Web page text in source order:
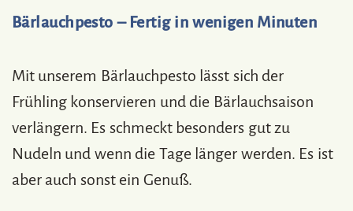
Bärlauchpesto – Fertig in wenigen Minuten
Mit unserem Bärlauchpesto lässt sich der
Frühling konservieren und die Bärlauchsaison
verlängern. Es schmeckt besonders gut zu
Nudeln und wenn die Tage länger werden. Es ist
aber auch sonst ein Genuß.